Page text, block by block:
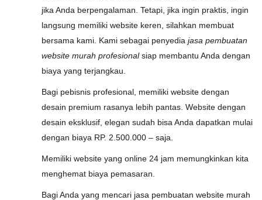
jika Anda berpengalaman. Tetapi, jika ingin praktis, ingin
langsung memiliki website keren, silahkan membuat
bersama kami. Kami sebagai penyedia jasa pembuatan
website murah profesionalsiap membantu Anda dengan
biaya yang terjangkau.
Bagi pebisnis profesional, memiliki website dengan
desain premium rasanya lebih pantas. Website dengan
desain eksklusif, elegan sudah bisa Anda dapatkan mulai
dengan biaya RP. 2.500.000 – saja.
Memiliki website yang online 24 jam memungkinkan kita
menghemat biaya pemasaran.
Bagi Anda yang mencari jasa pembuatan website murah